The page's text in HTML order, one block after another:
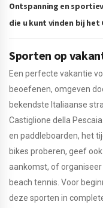
Ontspanning en
die u kunt vinden bij het
Sporten op
Een perfecte vakantie
beoefenen, omgeven
bekendste Italiaanse
Castiglione della
en paddleboarden, het
bikes proberen, geef
aankomst, of
beach tennis. Voor
deze sporten in